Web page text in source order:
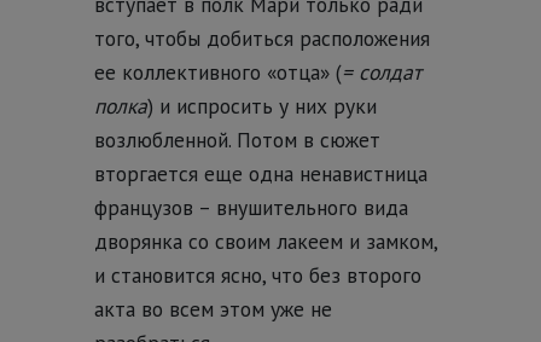
того, чтобы добиться расположения
ее коллективного «отца» (= солдат
полка) и испросить у них руки
возлюбленной. Потом в сюжет
вторгается еще одна ненавистница
французов – внушительного вида
дворянка со своим лакеем и замком,
и становится ясно, что без второго
акта во всем этом уже не